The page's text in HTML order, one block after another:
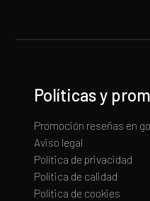
Políticas y
Promoción reseñas en
Aviso legal
Política de privacidad
Política de calidad
Política de cookies